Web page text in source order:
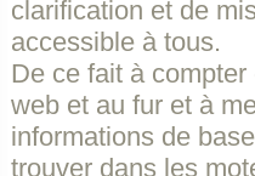
clarification et de
accessible à tous.
De ce fait à
web et au fur et à
informations de
trouver dans les